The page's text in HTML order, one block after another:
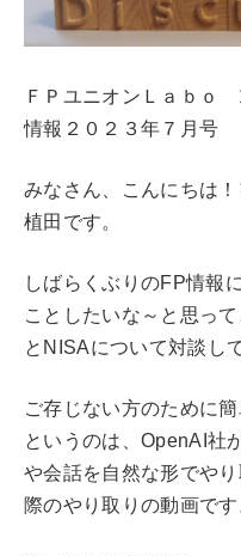
ＦＰユニオンＬａｂｏ
情報２０２３年７月号
みなさん、こんにちは
植田です。
しばらくぶりのFP情報
ことしたいな～と思っ
とNISAについて対談し
ご存じない方のために
というのは、OpenAI社
や会話を自然な形でや
際のやり取りの動画で